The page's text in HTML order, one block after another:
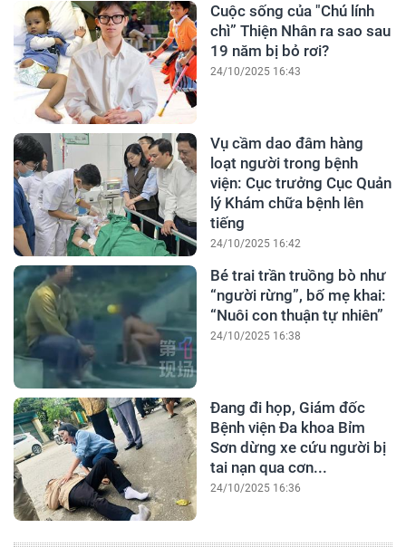
Cuộc sống của "Chú lính
chì” Thiện Nhân ra sao sau
19 năm bị bỏ rơi?
24/10/2025 16:43
Vụ cầm dao đâm hàng
loạt người trong bệnh
viện: Cục trưởng Cục Quản
lý Khám chữa bệnh lên
tiếng
24/10/2025 16:42
Bé trai trần truồng bò như
“người rừng”, bố mẹ khai:
“Nuôi con thuận tự nhiên”
24/10/2025 16:38
Đang đi họp, Giám đốc
Bệnh viện Đa khoa Bỉm
Sơn dừng xe cứu người bị
tai nạn qua cơn...
24/10/2025 16:36